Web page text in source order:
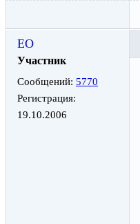
ЕО
Участник
Сообщений: 5770
Регистрация:
19.10.2006